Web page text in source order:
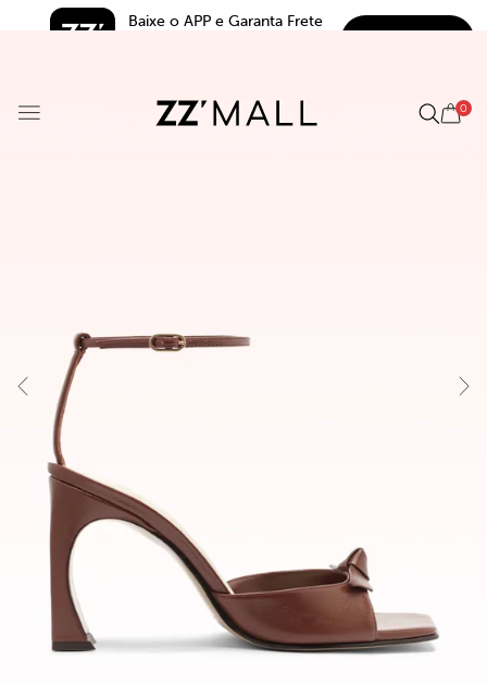
Baixe o APP e Garanta Frete
0